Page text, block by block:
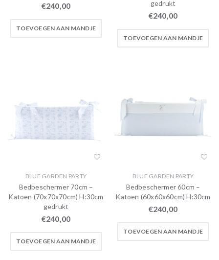
€240,00
TOEVOEGEN AAN MANDJE
gedrukt
€240,00
TOEVOEGEN AAN MANDJE
BLUE GARDEN PARTY
Bedbeschermer 70cm –
Katoen (70x70x70cm) H:30cm
gedrukt
€240,00
TOEVOEGEN AAN MANDJE
BLUE GARDEN PARTY
Bedbeschermer 60cm –
Katoen (60x60x60cm) H:30cm
€240,00
TOEVOEGEN AAN MANDJE